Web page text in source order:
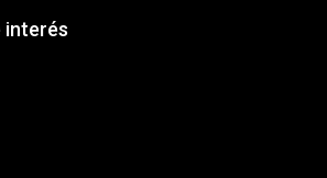
interés